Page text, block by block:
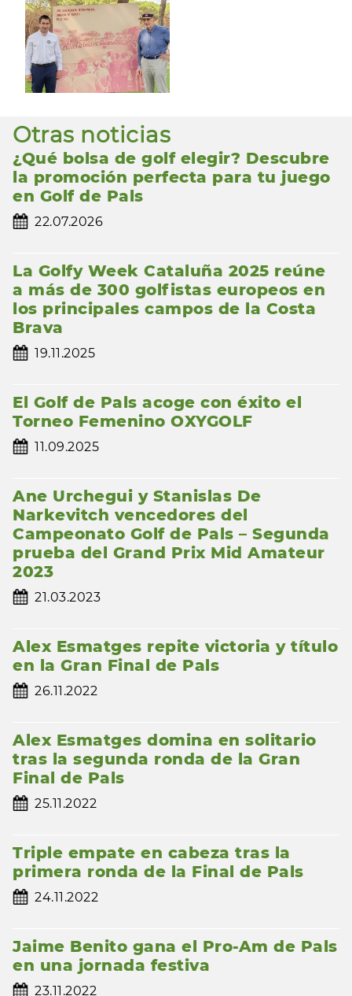
Otras noticias
¿Qué bolsa de golf elegir? Descubre
la promoción perfecta para tu juego
en Golf de Pals
22.07.2026
La Golfy Week Cataluña 2025 reúne
a más de 300 golfistas europeos en
los principales campos de la Costa
Brava
19.11.2025
El Golf de Pals acoge con éxito el
Torneo Femenino OXYGOLF
11.09.2025
Ane Urchegui y Stanislas De
Narkevitch vencedores del
Campeonato Golf de Pals – Segunda
prueba del Grand Prix Mid Amateur
2023
21.03.2023
Alex Esmatges repite victoria y título
en la Gran Final de Pals
26.11.2022
Alex Esmatges domina en solitario
tras la segunda ronda de la Gran
Final de Pals
25.11.2022
Triple empate en cabeza tras la
primera ronda de la Final de Pals
24.11.2022
Jaime Benito gana el Pro-Am de Pals
en una jornada festiva
23.11.2022